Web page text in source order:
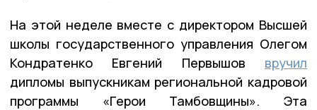
На этой неделе вместе с директором Высшей
школы государственного управления Олегом
Кондратенко Евгений Первышов вручил
дипломы выпускникам региональной кадровой
программы «Герои Тамбовщины». Эта